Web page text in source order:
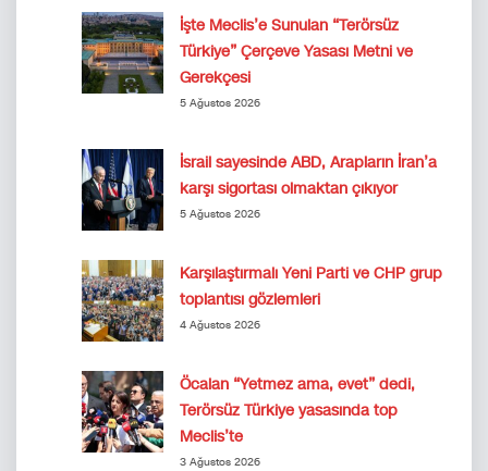
İşte Meclis’e Sunulan “Terörsüz
Türkiye” Çerçeve Yasası Metni ve
Gerekçesi
5 Ağustos 2026
İsrail sayesinde ABD, Arapların İran’a
karşı sigortası olmaktan çıkıyor
5 Ağustos 2026
Karşılaştırmalı Yeni Parti ve CHP grup
toplantısı gözlemleri
4 Ağustos 2026
Öcalan “Yetmez ama, evet” dedi,
Terörsüz Türkiye yasasında top
Meclis’te
3 Ağustos 2026